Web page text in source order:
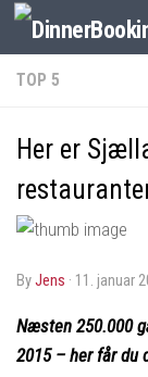
TOP 5
Her er
byJens · 11. januar
Næsten 250.000
2015 – her får du